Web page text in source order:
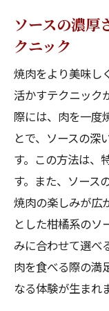
ソースの濃厚
クニック
焼肉をより美味し
活かすテクニック
際には、肉を一度
とで、ソースの深
す。この方法は、
す。また、ソース
焼肉の楽しみが広
とした柑橘系のソ
みに合わせて選べ
肉を食べる際の満
なる体験が生まれ